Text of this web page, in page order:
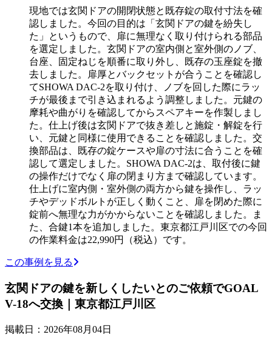
現地では玄関ドアの開閉状態と既存錠の取付寸法を確
認しました。今回の目的は「玄関ドアの鍵を紛失し
た」というもので、扉に無理なく取り付けられる部品
を選定しました。玄関ドアの室内側と室外側のノブ、
台座、固定ねじを順番に取り外し、既存の玉座錠を撤
去しました。扉厚とバックセットが合うことを確認し
てSHOWA DAC-2を取り付け、ノブを回した際にラッ
チが最後まで引き込まれるよう調整しました。元鍵の
摩耗や曲がりを確認してからスペアキーを作製しまし
た。仕上げ後は玄関ドアで抜き差しと施錠・解錠を行
い、元鍵と同様に使用できることを確認しました。交
換部品は、既存の錠ケースや扉の寸法に合うことを確
認して選定しました。SHOWA DAC-2は、取付後に鍵
の操作だけでなく扉の閉まり方まで確認しています。
仕上げに室内側・室外側の両方から鍵を操作し、ラッ
チやデッドボルトが正しく動くこと、扉を閉めた際に
錠前へ無理な力がかからないことを確認しました。ま
た、合鍵1本を追加しました。東京都江戸川区での今回
の作業料金は22,990円（税込）です。
この事例を見る
玄関ドアの鍵を新しくしたいとのご依頼でGOAL
V-18へ交換｜東京都江戸川区
掲載日：2026年08月04日